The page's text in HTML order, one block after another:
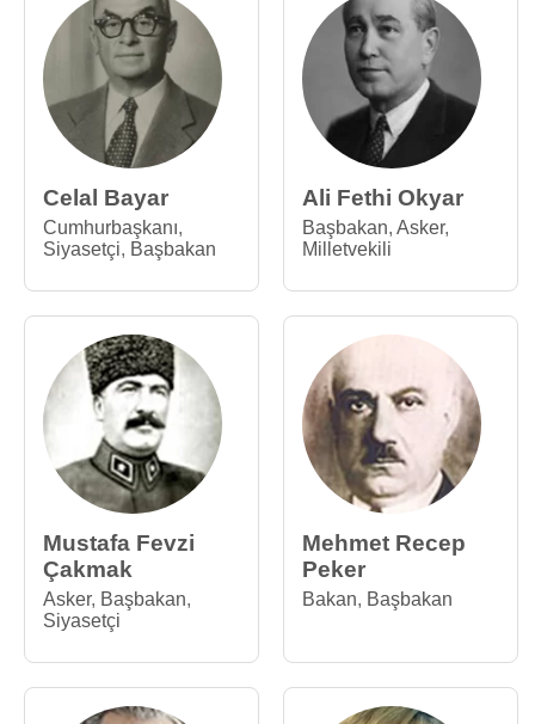
Celal Bayar
Cumhurbaşkanı,
Siyasetçi, Başbakan
Ali Fethi Okyar
Başbakan, Asker,
Milletvekili
Mustafa Fevzi
Çakmak
Asker, Başbakan,
Siyasetçi
Mehmet Recep
Peker
Bakan, Başbakan